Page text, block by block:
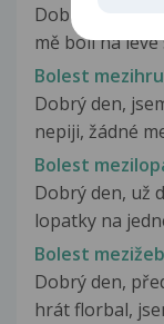
Dobrý den
mě boli na
Bolest
Dobrý den,
nepiji, žádné
Bolest
Dobrý den, už
lopatky na
Bolest
Dobrý den,
hrát florbal,